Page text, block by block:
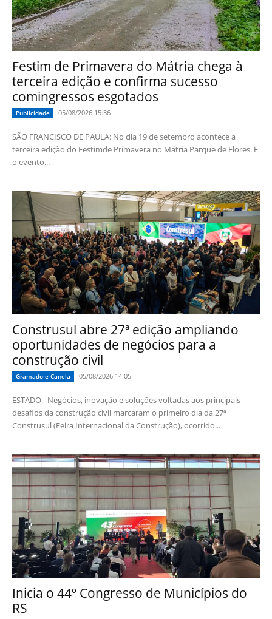
Festim de Primavera do Mátria chega à
terceira edição e confirma sucesso
comingressos esgotados
Publicidade 05/08/2026 15:36
SÃO FRANCISCO DE PAULA: No dia 19 de setembro acontece a
terceira edição do Festimde Primavera no Mátria Parque de Flores. E
o evento...
Construsul abre 27ª edição ampliando
oportunidades de negócios para a
construção civil
Gramado e Canela 05/08/2026 14:05
ESTADO - Negócios, inovação e soluções voltadas aos principais
desafios da construção civil marcaram o primeiro dia da 27ª
Construsul (Feira Internacional da Construção), ocorrido...
Inicia o 44º Congresso de Municípios do
RS